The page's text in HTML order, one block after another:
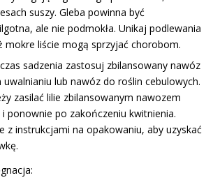
suszy. Gleba powinna być
ale nie podmokła. Unikaj podlewania
mokre liście mogą sprzyjać chorobom.
sadzenia zastosuj zbilansowany nawóz
lub nawóz do roślin cebulowych.
zasilać lilie zbilansowanym nawozem
ponownie po zakończeniu kwitnienia.
z instrukcjami na opakowaniu, aby uzyskać